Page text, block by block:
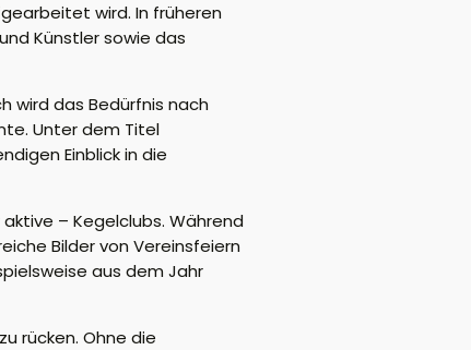
wird. In früheren
Künstler sowie das
wird das Bedürfnis nach
Unter dem Titel
Einblick in die
– Kegelclubs. Während
Bilder von Vereinsfeiern
aus dem Jahr
rücken. Ohne die